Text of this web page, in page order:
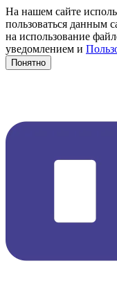
На нашем сайте
пользоваться данным
на использование
уведомлением и
Понятно